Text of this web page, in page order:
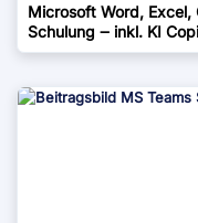
Microsoft Word, Excel,
Schulung ‒ inkl. KI